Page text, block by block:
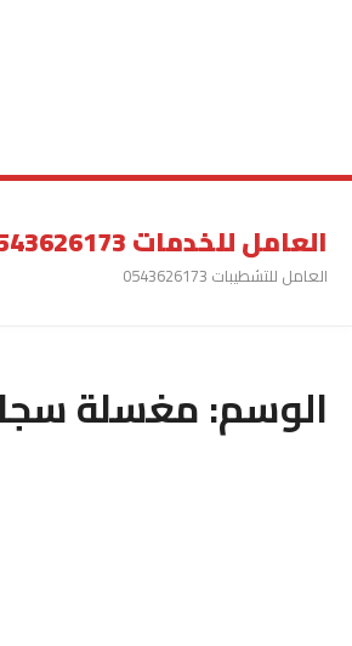
العامل للخدمات 0543626173
العامل للتشطيبات 0543626173
الوسم:مغسلة سجاد